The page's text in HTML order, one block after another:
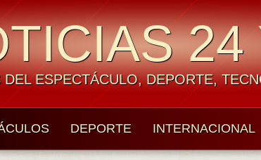
24
DEL ESPECTÁCULO, DEPORTE,
DEPORTE INTERNACIONAL